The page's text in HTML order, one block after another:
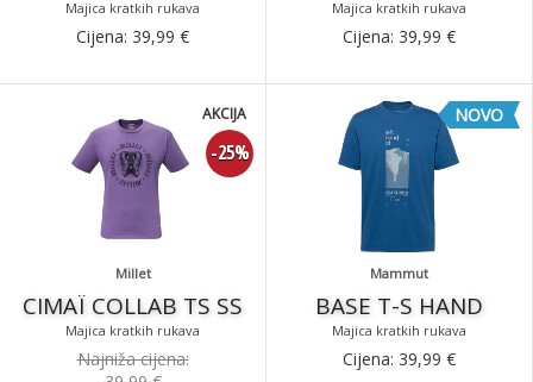
Majica kratkih rukava
Cijena: 39,99 €
Majica kratkih rukava
Cijena: 39,99 €
Millet
CIMAÏ COLLAB TS SS
Majica kratkih rukava
-25%
AKCIJA
Najniža cijena:
Mammut
BASE T-S HAND
Majica kratkih rukava
NOVO
Cijena: 39,99 €